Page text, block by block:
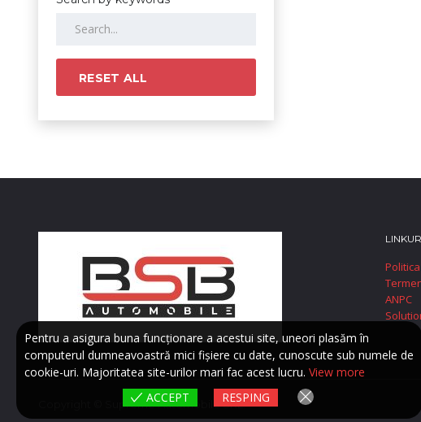
RESET ALL
ANPC
Copyright © Supreme Automobile SRL.
Pentru a asigura buna funcționare a acestui site, uneori plasăm în
computerul dumneavoastră mici fișiere cu date, cunoscute sub numele de
cookie-uri. Majoritatea site-urilor mari fac acest lucru. View more
ACCEPT
RESPING